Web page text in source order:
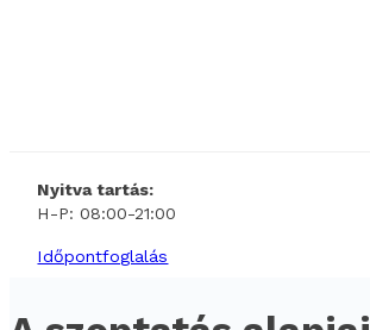
Nyitva tartás:
H-P: 08:00-21:00
Időpontfoglalás